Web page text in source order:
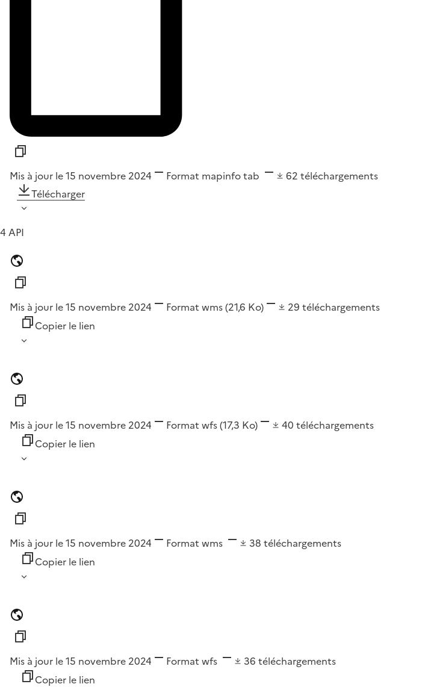
Mis à jour le 15 novembre 2024 Format mapinfo tab 62 téléchargements
Télécharger
4 API
Mis à jour le 15 novembre 2024 Format wms(21,6 Ko) 29 téléchargements
Copier le lien
Mis à jour le 15 novembre 2024 Format wfs(17,3 Ko) 40 téléchargements
Copier le lien
Mis à jour le 15 novembre 2024 Format wms 38 téléchargements
Copier le lien
Mis à jour le 15 novembre 2024 Format wfs 36 téléchargements
Copier le lien